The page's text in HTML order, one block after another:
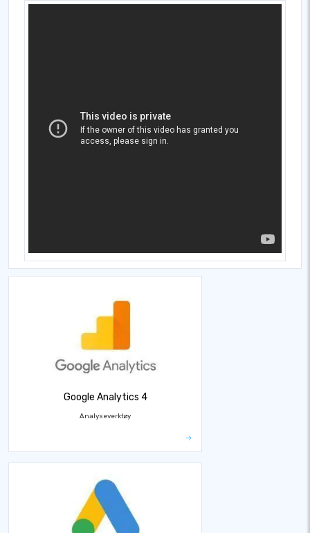
Google Analytics 4
Analyseverktøy